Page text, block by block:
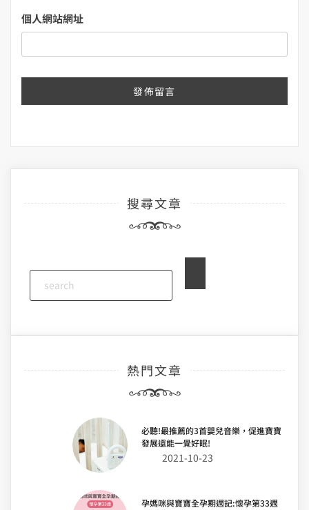
個人網站網址
搜尋文章
熱門文章
必聽!最推薦的3首嬰兒音樂，促進寶寶
發展還能一覺好眠!
2021-10-23
孕媽咪與寶寶全孕期週記:懷孕第33週